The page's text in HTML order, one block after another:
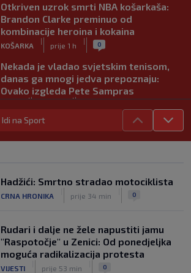
Otkriven uzrok smrti NBA košarkaša:
Brandon Clarke preminuo od
kombinacije heroina i kokaina
KOŠARKA
|
prije 1 h
| 0
Nekada je vladao svjetskim tenisom,
danas ga mnogi jedva prepoznaju:
Ovako izgleda Pete Sampras
| |
Od ilegalnog prelaska granice i rada na
Deco iz sjene preokrenuo posao: Rodri
bio bliži Real Madridu, a sada je na
Idi na Sport
Hadžići: Smrtno stradao motociklista
CRNA HRONIKA prije 34 min 0
Rudari i dalje ne žele napustiti jamu
"Raspotočje" u Zenici: Od ponedjeljka
moguća radikalizacija protesta
VIJESTI prije 53 min 0